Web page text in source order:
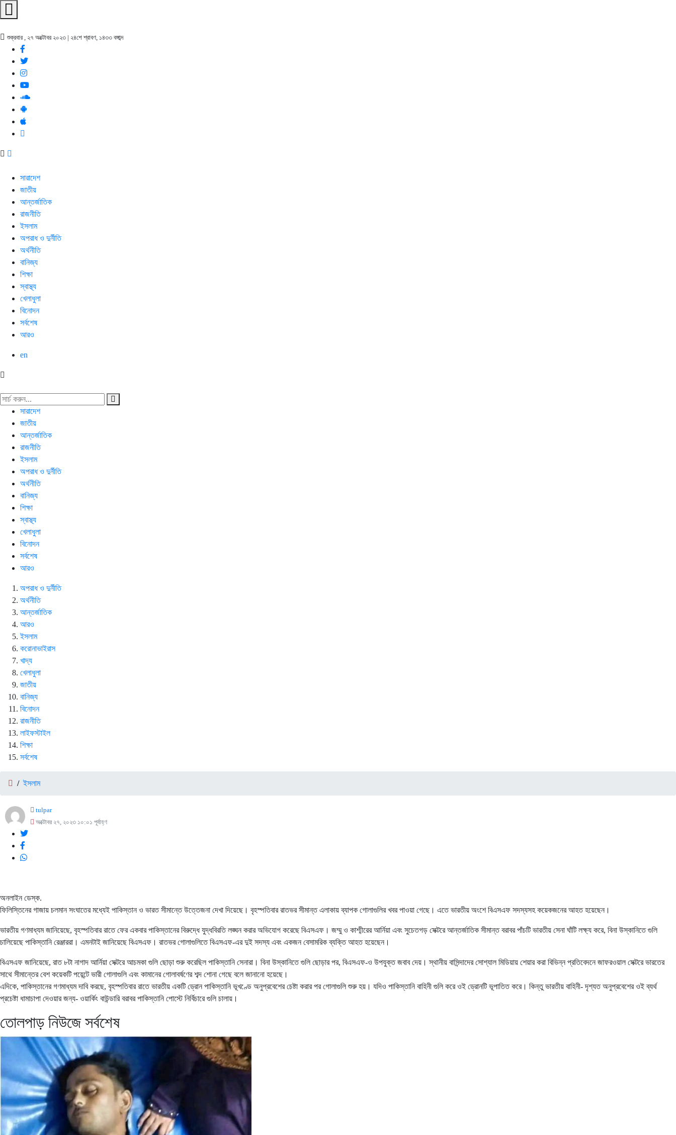
শুক্রবার , ২৭ অক্টোবর ২০২৩ | ২৪শে শ্রাবণ, ১৪৩৩ বঙ্গাব্দ
সারাদেশ
জাতীয়
আন্তর্জাতিক
রাজনীতি
ইসলাম
অপরাধ ও দুর্নীতি
অর্থনীতি
বানিজ্য
শিক্ষা
স্বাস্থ্য
খেলাধুলা
বিনোদন
সর্বশেষ
আরও
en
সারাদেশ
জাতীয়
আন্তর্জাতিক
রাজনীতি
ইসলাম
অপরাধ ও দুর্নীতি
অর্থনীতি
বানিজ্য
শিক্ষা
স্বাস্থ্য
খেলাধুলা
বিনোদন
সর্বশেষ
আরও
অপরাধ ও দুর্নীতি
অর্থনীতি
আন্তর্জাতিক
আরও
ইসলাম
করোনাভাইরাস
খাদ্য
খেলাধুলা
জাতীয়
বানিজ্য
বিনোদন
রাজনীতি
লাইফস্টাইল
শিক্ষা
সর্বশেষ
/ইসলাম
tulpar
অক্টোবর ২৭, ২০২৩ ১০:০১ পূর্বাহ্ণ
অনলাইন ডেস্ক.
ফিলিস্তিনের গাজায় চলমান সংঘাতের মধ্যেই পাকিস্তান ও ভারত সীমান্তে উত্তেজনা দেখা দিয়েছে। বৃহস্পতিবার রাতভর সীমান্ত এলাকায় ব্যাপক গোলাগুলির খবর পাওয়া গেছে। এতে ভারতীয় অংশে বিএসএফ সদস্যসহ কয়েকজনের আহত হয়েছেন।
ভারতীয় গণমাধ্যম জানিয়েছে, বৃহস্পতিবার রাতে ফের একবার পাকিস্তানের বিরুদ্ধে যুদ্ধবিরতি লঙ্ঘন করার অভিযোগ করেছে বিএসএফ। জম্মু ও কাশ্মীরের আর্নিয়া এবং সুচেতগড় সেক্টরে আন্তর্জাতিক সীমান্ত বরাবর পাঁচটি ভারতীয় সেনা ঘাঁটি লক্ষ্য করে, বিনা উস্কানিতে গুলি
চালিয়েছে পাকিস্তানি রেঞ্জাররা। এমনটাই জানিয়েছে বিএসএফ। রাতভর গোলাগুলিতে বিএসএফ-এর দুই সদস্য এবং একজন বেসামরিক ব্যক্তি আহত হয়েছেন।
বিএসএফ জানিয়েছে, রাত ৮টা নাগাদ আর্নিয়া সেক্টরে আচমকা গুলি ছোড়া শুরু করেছিল পাকিস্তানি সেনারা। বিনা উস্কানিতে গুলি ছোড়ার পর, বিএসএফ-ও উপযুক্ত জবাব দেয়। স্থানীয় বাসিন্দাদের সোশ্যাল মিডিয়ায় শেয়ার করা বিভিন্ন প্রতিবেদনে জাফরওয়াল সেক্টরে ভারতের
সাথে সীমান্তের বেশ কয়েকটি পয়েন্টে ভারী গোলাগুলি এবং কামানের গোলাবর্ষণের শব্দ শোনা গেছে বলে জানানো হয়েছে।
এদিকে, পাকিস্তানের গণমাধ্যম দাবি করছে, বৃহস্পতিবার রাতে ভারতীয় একটি ড্রোন পাকিস্তানি ভূখণ্ডে অনুপ্রবেশের চেষ্টা করার পর গোলাগুলি শুরু হয়। যদিও পাকিস্তানি বাহিনী গুলি করে ওই ড্রোনটি ভূপাতিত করে। কিন্তু ভারতীয় বাহিনী- দৃশ্যত অনুপ্রবেশের ওই ব্যর্থ
প্রচেষ্টা ধামাচাপা দেওয়ার জন্য- ওয়ার্কিং বাউন্ডারি বরাবর পাকিস্তানি পোস্টে নির্বিচারে গুলি চালায়।
তোলপাড় নিউজে সর্বশেষ